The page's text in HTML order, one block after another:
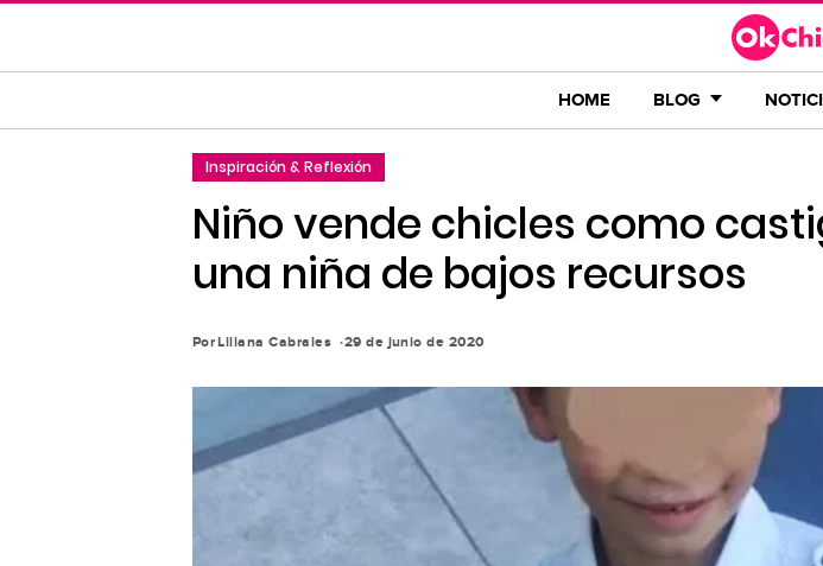
contenido
HOME BLOG
Inspiración & Reflexión
Niño vende chicles como
una niña de bajos recursos
PorLiliana Cabrales 29 de junio de 2020